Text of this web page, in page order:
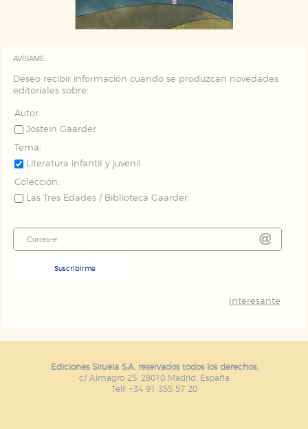
AVÍSAME
Deseo recibir información cuando se produzcan novedades
editoriales sobre:
Autor:
Jostein Gaarder
Tema:
Literatura infantil y juvenil
Colección:
Las Tres Edades / Biblioteca Gaarder
Suscribirme
Interesante
Ediciones Siruela S.A. reservados todos los derechos.
c/ Almagro 25. 28010 Madrid. España
Telf. +34 91 355 57 20